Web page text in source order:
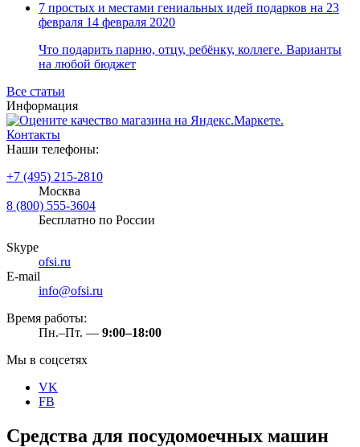
7 простых и местами гениальных идей подарков на 23
февраля 14 февраля 2020
Что подарить парню, отцу, ребёнку, коллеге. Варианты
на любой бюджет
Все статьи
Информация
Контакты
Наши телефоны:
+7 (495) 215-2810
Москва
8 (800) 555-3604
Бесплатно по России
Skype
ofsi.ru
E-mail
info@ofsi.ru
Время работы:
Пн.–Пт. — 9:00–18:00
Мы в соцсетях
VK
FB
Средства для посудомоечных машин